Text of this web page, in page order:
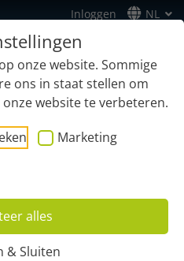
onze website. Sommige
ons in staat stellen om
website te verbeteren.
Marketing
alles
& Sluiten
Inloggen NL